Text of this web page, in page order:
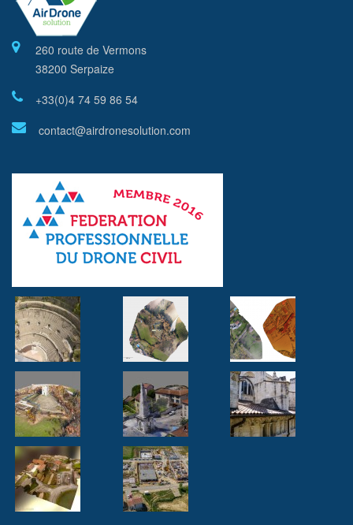
260 route de Vermons
38200 Serpaize
+33(0)4 74 59 86 54
contact@airdronesolution.com